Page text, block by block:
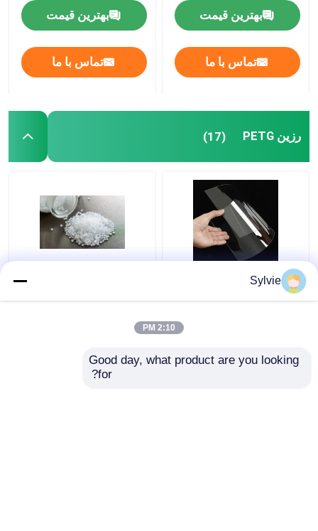
بهترین قیمت
تماس با ما
بهترین قیمت
تماس با ما
رزین PETG (17)
رزین ساخت و ساز محافظ
فیلم شرینک
Sylvie
2:10 PM
Good day, what product are you looking
for?